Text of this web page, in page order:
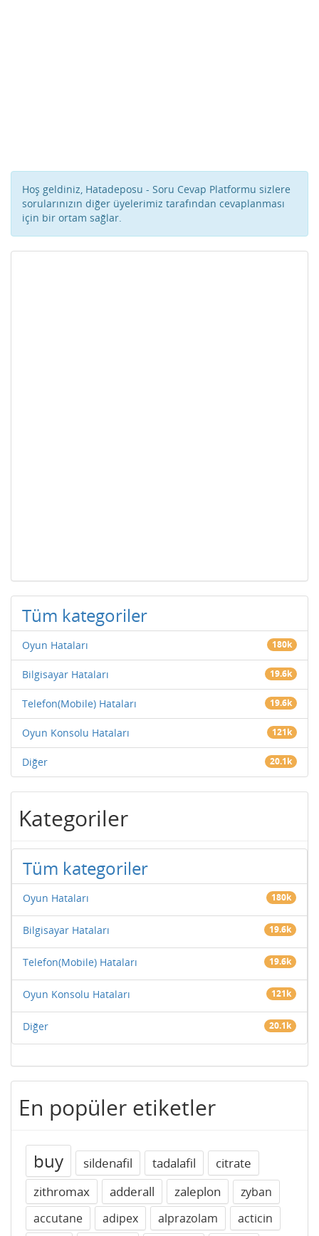
Hoş geldiniz, Hatadeposu - Soru Cevap Platformu sizlere
sorularınızın diğer üyelerimiz tarafından cevaplanması
için bir ortam sağlar.
Tüm kategoriler
Oyun Hataları 180k
Bilgisayar Hataları 19.6k
Telefon(Mobile) Hataları 19.6k
Oyun Konsolu Hataları 121k
Diğer 20.1k
Kategoriler
Tüm kategoriler
Oyun Hataları 180k
Bilgisayar Hataları 19.6k
Telefon(Mobile) Hataları 19.6k
Oyun Konsolu Hataları 121k
Diğer 20.1k
En popüler etiketler
buy sildenafil tadalafil
citrate
zithromax
adderall zaleplon
zyban
accutane
adipex alprazolam
acticin